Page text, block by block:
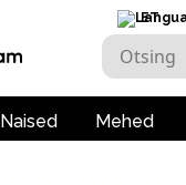
ET
Naised Mehed